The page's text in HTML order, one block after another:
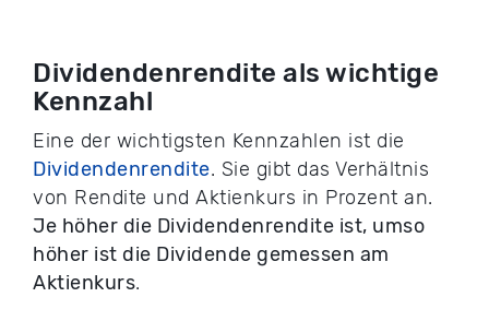
Dividendenrendite als wichtige
Kennzahl
Eine der wichtigsten Kennzahlen ist die
Dividendenrendite. Sie gibt das Verhältnis
von Rendite und Aktienkurs in Prozent an.
Je höher die Dividendenrendite ist, umso
höher ist die Dividende gemessen am
Aktienkurs.